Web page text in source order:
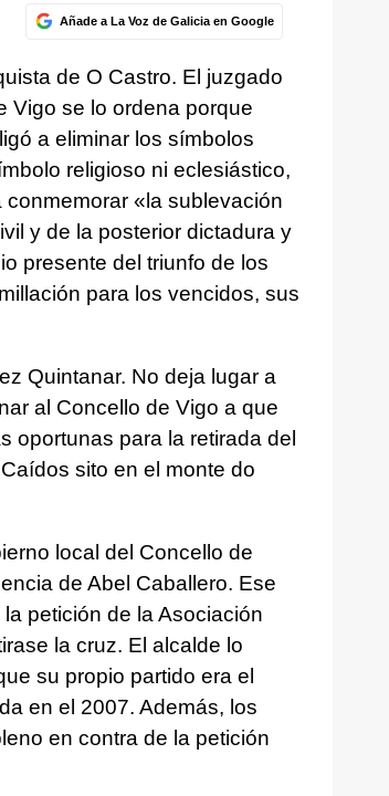
Añade a La Voz de Galicia en Google
de O Castro. El juzgado
Vigo se lo ordena porque
a eliminar los símbolos
religioso ni eclesiástico,
«la sublevación
y de la posterior dictadura y
presente del triunfo de los
para los vencidos, sus
Quintanar. No deja lugar a
al Concello de Vigo a que
oportunas para la retirada del
sito en el monte do
local del Concello de
de Abel Caballero. Ese
petición de la Asociación
la cruz. El alcalde lo
su propio partido era el
en el 2007. Además, los
en contra de la petición